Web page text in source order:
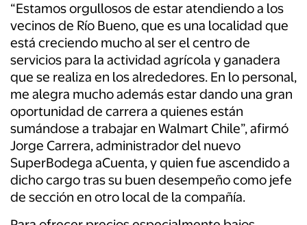
“Estamos orgullosos de estar atendiendo a los
vecinos de Río Bueno, que es una localidad que
está creciendo mucho al ser el centro de
servicios para la actividad agrícola y ganadera
que se realiza en los alrededores. En lo personal,
me alegra mucho además estar dando una gran
oportunidad de carrera a quienes están
sumándose a trabajar en Walmart Chile”, afirmó
Jorge Carrera, administrador del nuevo
SuperBodega aCuenta, y quien fue ascendido a
dicho cargo tras su buen desempeño como jefe
de sección en otro local de la compañía.